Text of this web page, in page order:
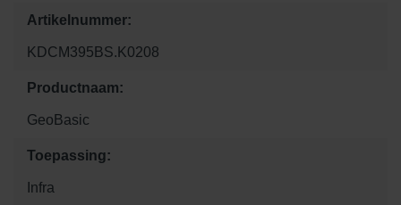
Artikelnummer:
KDCM395BS.K0208
Productnaam:
GeoBasic
Toepassing:
Infra